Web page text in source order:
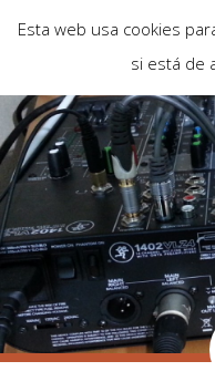
Esta web usa cookies
si está de